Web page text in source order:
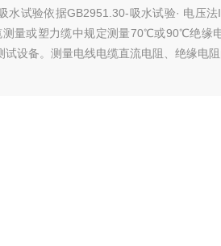
水试验依据GB2951.30-吸水试验· 电压
测量或塑力缆中规定测量70℃或90℃绝缘
设备。测量电线电缆直流电阻、绝缘电阻